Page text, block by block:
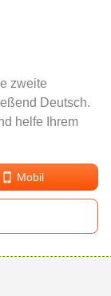
zweite
Deutsch.
helfe Ihrem
Mobil